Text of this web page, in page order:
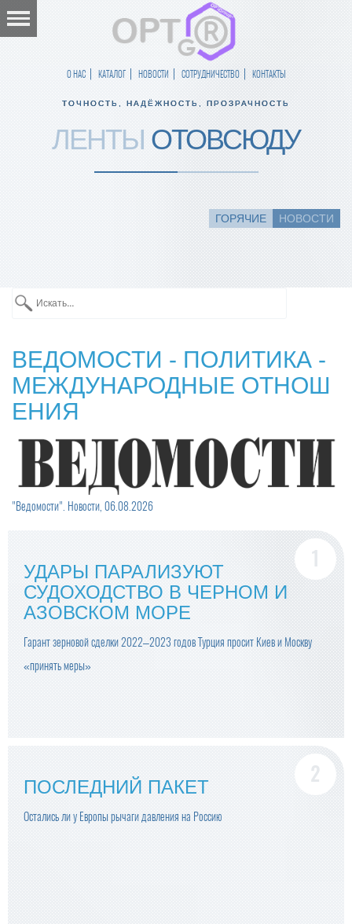
О НАС КАТАЛОГ НОВОСТИ СОТРУДНИЧЕСТВО КОНТАКТЫ
ТОЧНОСТЬ, НАДЁЖНОСТЬ, ПРОЗРАЧНОСТЬ
ЛЕНТЫ ОТОВСЮДУ
ГОРЯЧИЕ НОВОСТИ
ВЕДОМОСТИ - ПОЛИТИКА -
МЕЖДУНАРОДНЫЕ ОТНОШ
ЕНИЯ
"Ведомости". Новости, 06.08.2026
УДАРЫ ПАРАЛИЗУЮТ
СУДОХОДСТВО В ЧЕРНОМ И
АЗОВСКОМ МОРЕ
Гарант зерновой сделки 2022–2023 годов Турция просит Киев и Москву
«принять меры»
ПОСЛЕДНИЙ ПАКЕТ
Остались ли у Европы рычаги давления на Россию